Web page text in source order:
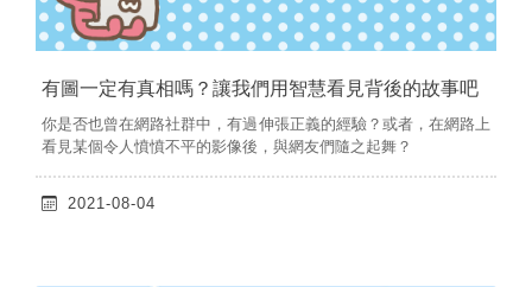
有圖一定有真相嗎？讓我們用智慧看見背後的故事吧
你是否也曾在網路社群中，有過伸張正義的經驗？或者，在網路上
看見某個令人憤憤不平的影像後，與網友們隨之起舞？
2021-08-04